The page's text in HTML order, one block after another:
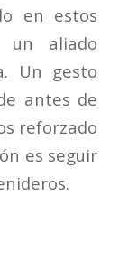
en estos
un aliado
Un gesto
antes de
reforzado
es seguir